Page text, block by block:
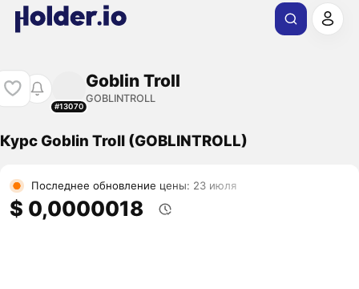
#13070
Goblin Troll
GOBLINTROLL
Курс Goblin Troll (GOBLINTROLL)
Последнее обновление цены: 23 июля
$ 0,0000018